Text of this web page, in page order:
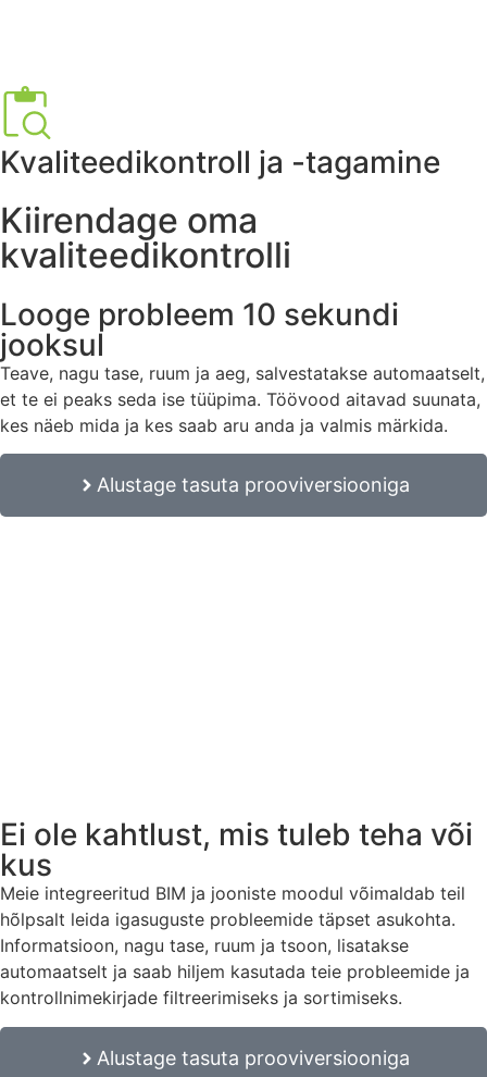
Kvaliteedikontroll ja -tagamine
Kiirendage oma
kvaliteedikontrolli
Looge probleem 10 sekundi
jooksul
Teave, nagu tase, ruum ja aeg, salvestatakse automaatselt,
et te ei peaks seda ise tüüpima. Töövood aitavad suunata,
kes näeb mida ja kes saab aru anda ja valmis märkida.
Alustage tasuta prooviversiooniga
Ei ole kahtlust, mis tuleb teha või
kus
Meie integreeritud BIM ja jooniste moodul võimaldab teil
hõlpsalt leida igasuguste probleemide täpset asukohta.
Informatsioon, nagu tase, ruum ja tsoon, lisatakse
automaatselt ja saab hiljem kasutada teie probleemide ja
kontrollnimekirjade filtreerimiseks ja sortimiseks.
Alustage tasuta prooviversiooniga